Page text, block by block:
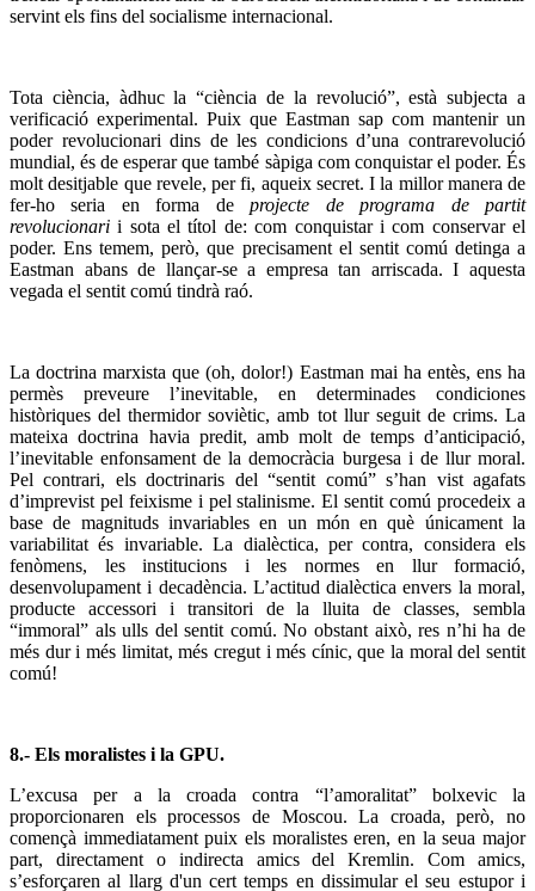
servint els fins del socialisme internacional.
Tota ciència, àdhuc la “ciència de la revolució”, està subjecta a
verificació experimental. Puix que Eastman sap com mantenir un
poder revolucionari dins de les condicions d’una contrarevolució
mundial, és de esperar que també sàpiga com conquistar el poder. És
molt desitjable que revele, per fi, aqueix secret. I la millor manera de
fer-ho seria en forma deprojecte de programa de partit
revolucionari i sota el títol de: com conquistar i com conservar el
poder. Ens temem, però, que precisament el sentit comú detinga a
Eastman abans de llançar-se a empresa tan arriscada. I aquesta
vegada el sentit comú tindrà raó.
La doctrina marxista que (oh, dolor!) Eastman mai ha entès, ens ha
permès preveure l’inevitable, en determinades condiciones
històriques del thermidor soviètic, amb tot llur seguit de crims. La
mateixa doctrina havia predit, amb molt de temps d’anticipació,
l’inevitable enfonsament de la democràcia burgesa i de llur moral.
Pel contrari, els doctrinaris del “sentit comú” s’han vist agafats
d’imprevist pel feixisme i pel stalinisme. El sentit comú procedeix a
base de magnituds invariables en un món en què únicament la
variabilitat és invariable. La dialèctica, per contra, considera els
fenòmens, les institucions i les normes en llur formació,
desenvolupament i decadència. L’actitud dialèctica envers la moral,
producte accessori i transitori de la lluita de classes, sembla
“immoral” als ulls del sentit comú. No obstant això, res n’hi ha de
més dur i més limitat, més cregut i més cínic, que la moral del sentit
comú!
8.- Els moralistes i la GPU.
L’excusa per a la croada contra “l’amoralitat” bolxevic la
proporcionaren els processos de Moscou. La croada, però, no
començà immediatament puix els moralistes eren, en la seua major
part, directament o indirecta amics del Kremlin. Com amics,
s’esforçaren al llarg d'un cert temps en dissimular el seu estupor i